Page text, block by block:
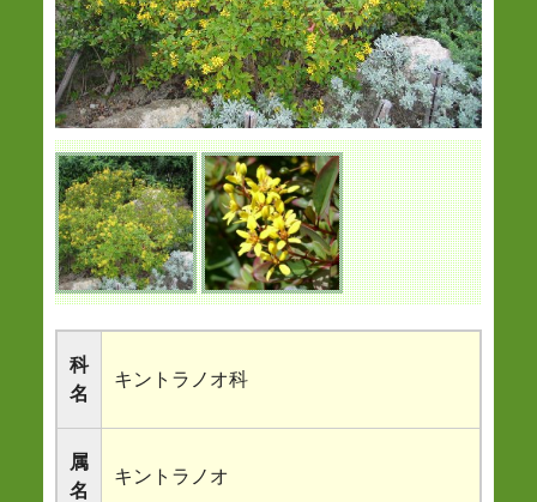
科
名
キントラノオ科
属
名
キントラノオ